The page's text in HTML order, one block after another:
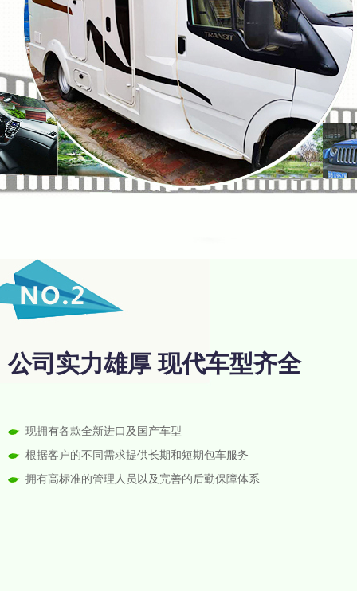
公司实力雄厚 现代车型齐全
现拥有各款全新进口及国产车型
根据客户的不同需求提供长期和短期包车服务
拥有高标准的管理人员以及完善的后勤保障体系